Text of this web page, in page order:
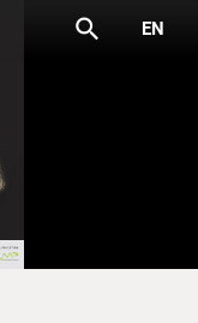
search EN